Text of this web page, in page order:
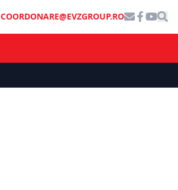
COORDONARE@EVZGROUP.RO